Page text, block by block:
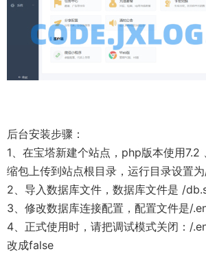
后台安装步骤：
1、在宝塔新建个站点，php版本使用7.2
缩包上传到站点根目录，运行目录设置
2、导入数据库文件，数据库文件是 /
3、修改数据库连接配置，配置文件是/
4、正式使用时，请把调试模式关闭：/
改成false